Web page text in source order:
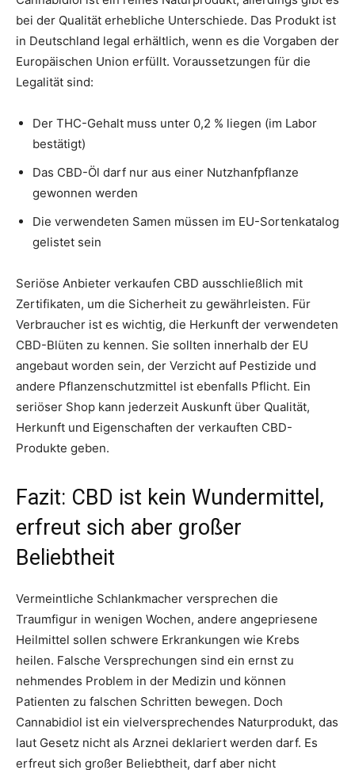
bei der Qualität erhebliche Unterschiede. Das Produkt ist
in Deutschland legal erhältlich, wenn es die Vorgaben der
Europäischen Union erfüllt. Voraussetzungen für die
Legalität sind:
Der THC-Gehalt muss unter 0,2 % liegen (im Labor
bestätigt)
Das CBD-Öl darf nur aus einer Nutzhanfpflanze
gewonnen werden
Die verwendeten Samen müssen im EU-Sortenkatalog
gelistet sein
Seriöse Anbieter verkaufen CBD ausschließlich mit
Zertifikaten, um die Sicherheit zu gewährleisten. Für
Verbraucher ist es wichtig, die Herkunft der verwendeten
CBD-Blüten zu kennen. Sie sollten innerhalb der EU
angebaut worden sein, der Verzicht auf Pestizide und
andere Pflanzenschutzmittel ist ebenfalls Pflicht. Ein
seriöser Shop kann jederzeit Auskunft über Qualität,
Herkunft und Eigenschaften der verkauften CBD-
Produkte geben.
Fazit: CBD ist kein Wundermittel,
erfreut sich aber großer
Beliebtheit
Vermeintliche Schlankmacher versprechen die
Traumfigur in wenigen Wochen, andere angepriesene
Heilmittel sollen schwere Erkrankungen wie Krebs
heilen. Falsche Versprechungen sind ein ernst zu
nehmendes Problem in der Medizin und können
Patienten zu falschen Schritten bewegen. Doch
Cannabidiol ist ein vielversprechendes Naturprodukt, das
laut Gesetz nicht als Arznei deklariert werden darf. Es
erfreut sich großer Beliebtheit, darf aber nicht